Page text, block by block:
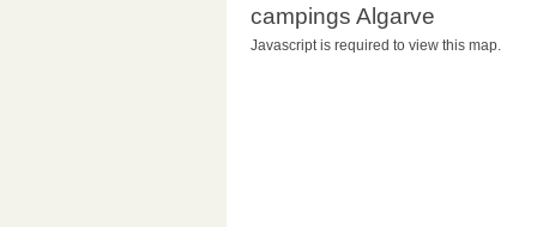
campings Algarve
Javascript is required to view this map.